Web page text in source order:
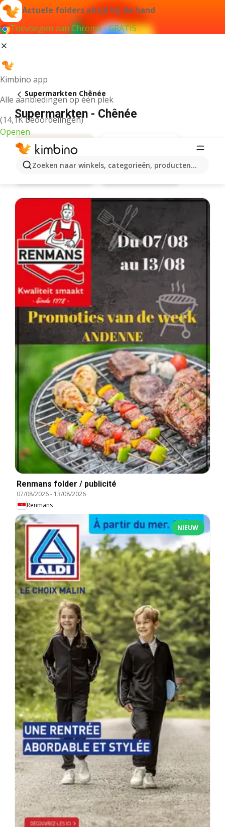
Actuele folders altijd bij de hand
Toevoegen aan Chrome - GRATIS
Kimbino app
Alle aanbiedingen op één plek
(14,1K beoordelingen)
Openen
Zoeken naar winkels, categorieën, producten...
Supermarkten Chênée
Supermarkten - Chênée
Renmans folder / publicité
07/08/2026- 13/08/2026
Renmans
NIEUW